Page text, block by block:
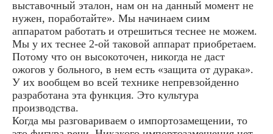
выставочный эталон, нам он на данный момент не
нужен, поработайте». Мы начинаем сиим
аппаратом работать и отрешиться теснее не можем.
Мы у их теснее 2-ой таковой аппарат приобретаем.
Потому что он высокоточен, никогда не даст
ожогов у больного, в нем есть «защита от дурака».
У их вообщем во всей технике непревзойденно
разработана эта функция. Это культура
производства.
Когда мы разговариваем о импортозамещении, то